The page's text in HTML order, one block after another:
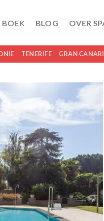
BOEK BLOG OVER
TENERIFE GRAN